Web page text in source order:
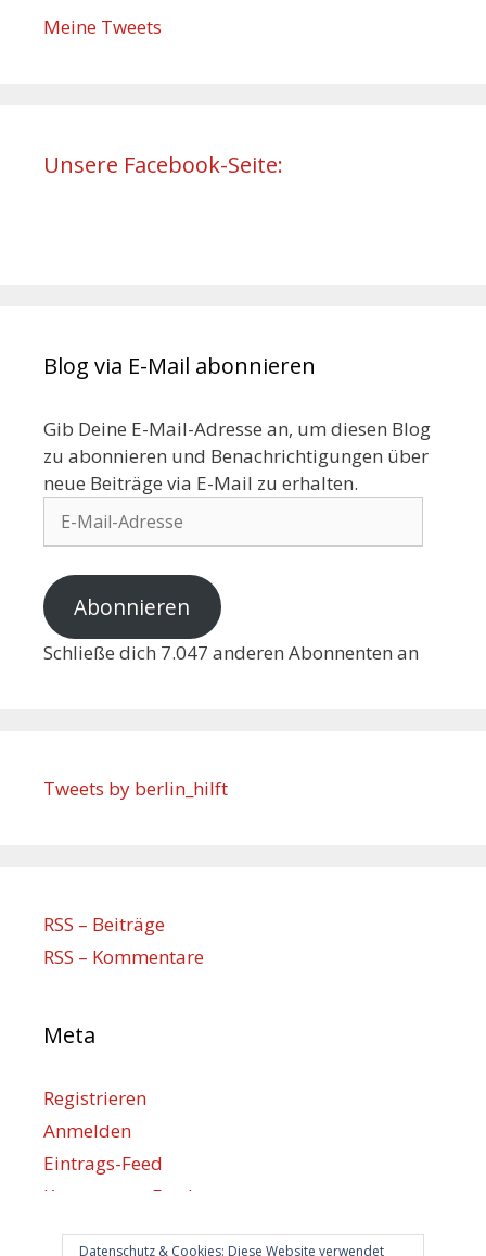
Meine Tweets
Unsere Facebook-Seite:
Blog via E-Mail abonnieren
Gib Deine E-Mail-Adresse an, um diesen Blog
zu abonnieren und Benachrichtigungen über
neue Beiträge via E-Mail zu erhalten.
Abonnieren
Schließe dich 7.047 anderen Abonnenten an
Datenschutz & Cookies: Diese Website verwendet
Tweets by berlin_hilft
RSS – Beiträge
RSS – Kommentare
Meta
Registrieren
Anmelden
Eintrags-Feed
Kommentar-Feed
WordPress.org